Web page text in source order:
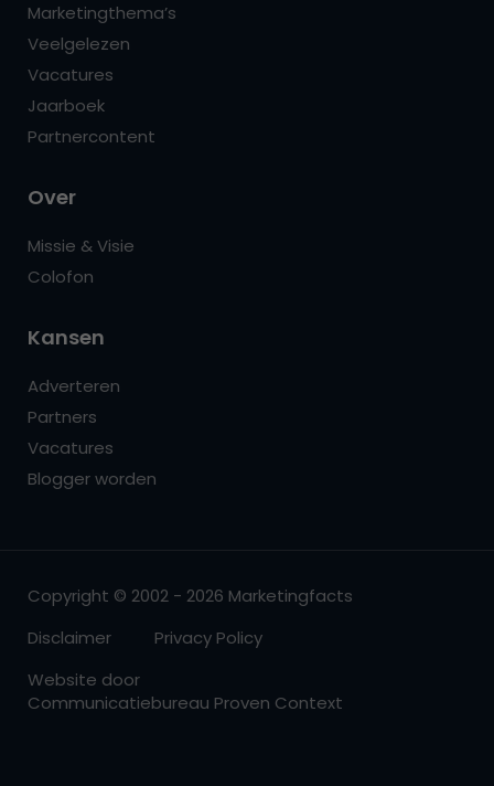
Marketingthema’s
Veelgelezen
Vacatures
Jaarboek
Partnercontent
Over
Missie & Visie
Colofon
Kansen
Adverteren
Partners
Vacatures
Blogger worden
Copyright © 2002 - 2026 Marketingfacts
Disclaimer
Privacy Policy
Website door
Communicatiebureau Proven Context